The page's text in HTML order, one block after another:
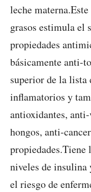
leche
grasos estimula el
propiedades
básicamente anti-
superior de la lista
inflamatorios y
antioxidantes,
hongos, anti-
propiedades.Tiene
niveles de insulina
el riesgo de